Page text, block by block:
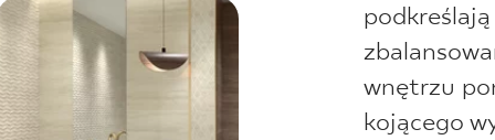
wnętrzu
kojącego